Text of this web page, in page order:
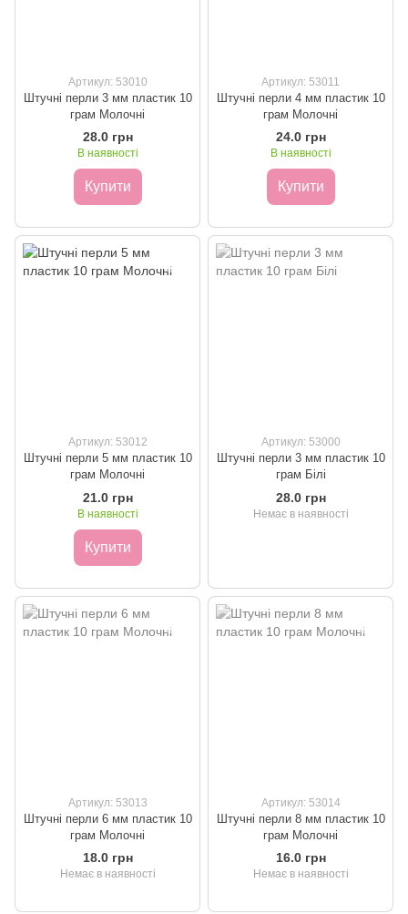
Артикул: 53010
Штучні перли 3 мм пластик 10
грам Молочні
28.0 грн
В наявності
Купити
Артикул: 53011
Штучні перли 4 мм пластик 10
грам Молочні
24.0 грн
В наявності
Купити
Артикул: 53012
Штучні перли 5 мм пластик 10
грам Молочні
21.0 грн
В наявності
Купити
Артикул: 53000
Штучні перли 3 мм пластик 10
грам Білі
28.0 грн
Немає в наявності
Артикул: 53013
Штучні перли 6 мм пластик 10
грам Молочні
18.0 грн
Немає в наявності
Артикул: 53014
Штучні перли 8 мм пластик 10
грам Молочні
16.0 грн
Немає в наявності